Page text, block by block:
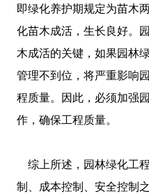
即绿化养护期规定为苗木
化苗木成活，生长良好。
木成活的关键，如果园林
管理不到位，将严重影响
程质量。因此，必须加强
作，确保工程质量。
综上所述，园林绿化工
制、成本控制、安全控制